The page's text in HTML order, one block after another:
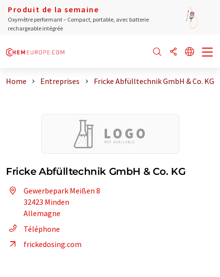
Produit de la semaine
Oxymètre performant – Compact, portable, avec batterie
rechargeable intégrée
Home Entreprises Fricke Abfülltechnik GmbH & Co. KG
Fricke Abfülltechnik GmbH & Co. KG
Gewerbepark Meißen 8
32423 Minden
Allemagne
Téléphone
frickedosing.com